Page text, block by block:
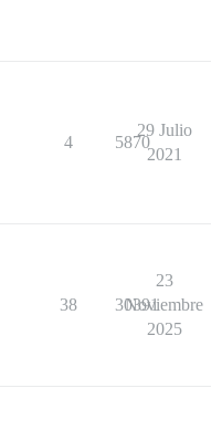
4 5870
29 Julio
2021
38 30391
23
Noviembre
2025